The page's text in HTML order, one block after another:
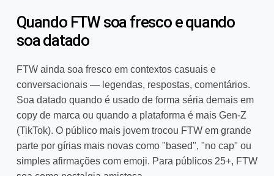
Quando FTW soa fresco e quando
soa datado
FTW ainda soa fresco em contextos casuais e
conversacionais — legendas, respostas, comentários.
Soa datado quando é usado de forma séria demais em
copy de marca ou quando a plataforma é mais Gen-Z
(TikTok). O público mais jovem trocou FTW em grande
parte por gírias mais novas como "based", "no cap" ou
simples afirmações com emoji. Para públicos 25+, FTW